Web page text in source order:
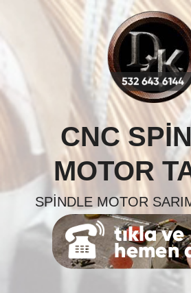
CNC
MOTOR
SPINDLE MOTOR